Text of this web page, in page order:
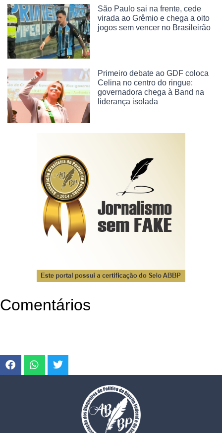
São Paulo sai na frente, cede
virada ao Grêmio e chega a oito
jogos sem vencer no Brasileirão
Primeiro debate ao GDF coloca
Celina no centro do ringue:
governadora chega à Band na
liderança isolada
Comentários